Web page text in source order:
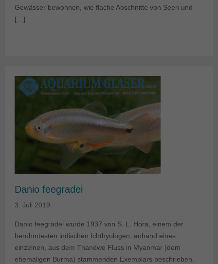
Gewässer bewohnen, wie flache Abschnitte von Seen und
[…]
Danio feegradei
3. Juli 2019
Danio feegradei wurde 1937 von S. L. Hora, einem der
berühmtesten indischen Ichthyologen, anhand eines
einzelnen, aus dem Thandwe Fluss in Myanmar (dem
ehemaligen Burma) stammenden Exemplars beschrieben.